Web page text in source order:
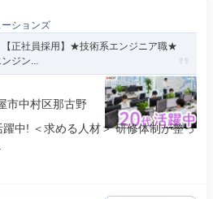
ションズ
【正社員採用】★技術系エンジニア職★
ジン...
市中村区那古野
中! ＜求める人材＞ 研修体制が整っ